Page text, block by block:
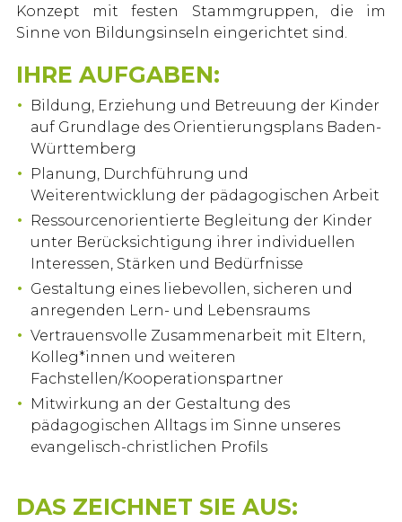
Konzept mit festen Stammgruppen, die im
Sinne von Bildungsinseln eingerichtet sind.
IHRE AUFGABEN:
Bildung, Erziehung und Betreuung der Kinder
auf Grundlage des Orientierungsplans Baden-
Württemberg
Planung, Durchführung und
Weiterentwicklung der pädagogischen Arbeit
Ressourcenorientierte Begleitung der Kinder
unter Berücksichtigung ihrer individuellen
Interessen, Stärken und Bedürfnisse
Gestaltung eines liebevollen, sicheren und
anregenden Lern- und Lebensraums
Vertrauensvolle Zusammenarbeit mit Eltern,
Kolleg*innen und weiteren
Fachstellen/Kooperationspartner
Mitwirkung an der Gestaltung des
pädagogischen Alltags im Sinne unseres
evangelisch-christlichen Profils
DAS ZEICHNET SIE AUS: